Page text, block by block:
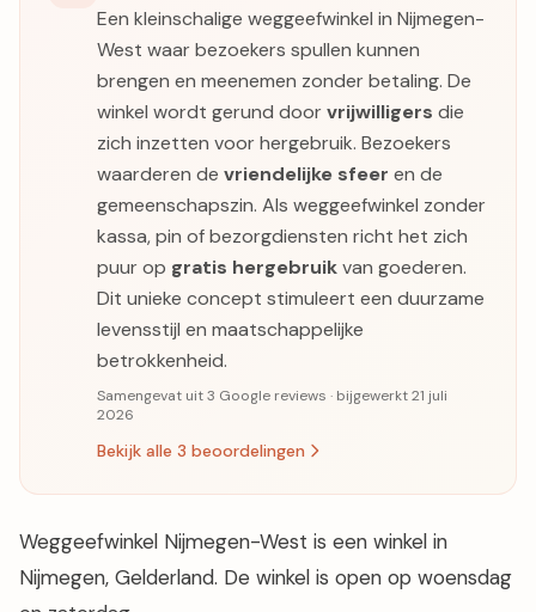
Een kleinschalige weggeefwinkel in Nijmegen-
West waar bezoekers spullen kunnen
brengen en meenemen zonder betaling. De
winkel wordt gerund door vrijwilligers die
zich inzetten voor hergebruik. Bezoekers
waarderen de vriendelijke sfeer en de
gemeenschapszin. Als weggeefwinkel zonder
kassa, pin of bezorgdiensten richt het zich
puur op gratis hergebruikvan goederen.
Dit unieke concept stimuleert een duurzame
levensstijl en maatschappelijke
betrokkenheid.
Samengevat uit 3 Google reviews · bijgewerkt 21 juli
2026
Bekijk alle 3 beoordelingen
Weggeefwinkel Nijmegen-West is een winkel in
Nijmegen, Gelderland. De winkel is open op woensdag